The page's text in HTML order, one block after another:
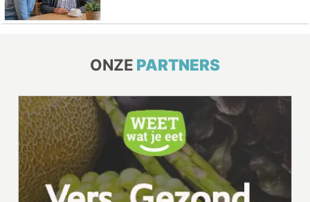
ONZE PARTNERS